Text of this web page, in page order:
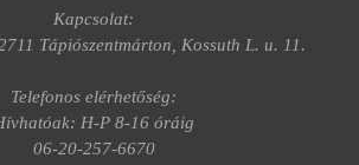
Kapcsolat:
Tápiószentmárton, Kossuth L. u. 11.
Telefonos elérhetőség:
H-P 8-16 óráig
06-20-257-6670